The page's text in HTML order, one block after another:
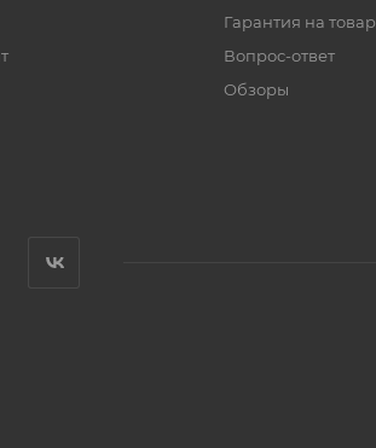
Гарантия на товар
Вопрос-ответ
Обзоры